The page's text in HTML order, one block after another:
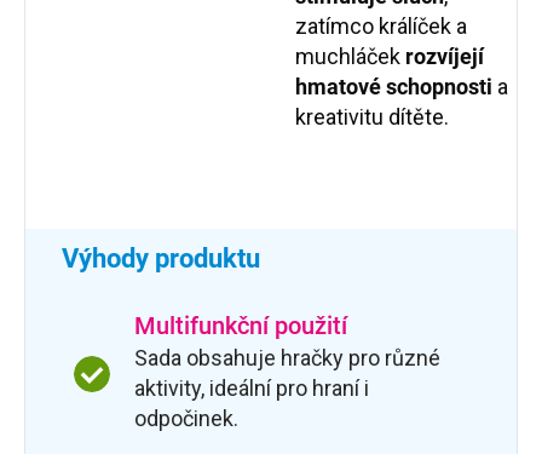
zatímco králíček a
muchláček rozvíjejí
hmatové schopnosti a
kreativitu dítěte.
Výhody produktu
Multifunkční použití
Sada obsahuje hračky pro různé
aktivity, ideální pro hraní i
odpočinek.